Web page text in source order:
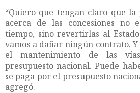
“Quiero que tengan claro que
acerca de las concesiones no
tiempo, sino revertirlas al
vamos a dañar ningún contrato.
el mantenimiento de las
presupuesto nacional. Puede
se paga por el presupuesto
agregó.